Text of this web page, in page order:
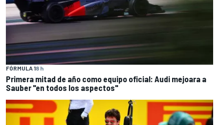
FÓRMULA 18 h
Primera mitad de año como equipo oficial: Audi mejoara a
Sauber "en todos los aspectos"